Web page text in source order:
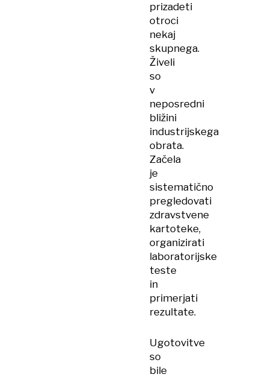
prizadeti
otroci
nekaj
skupnega.
Živeli
so
v
neposredni
bližini
industrijskega
obrata.
Začela
je
sistematično
pregledovati
zdravstvene
kartoteke,
organizirati
laboratorijske
teste
in
primerjati
rezultate.
Ugotovitve
so
bile